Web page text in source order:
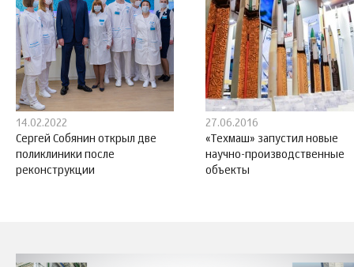
14.02.2022
Сергей Собянин открыл две
поликлиники после
реконструкции
27.06.2016
«Техмаш» запустил новые
научно-производственные
объекты